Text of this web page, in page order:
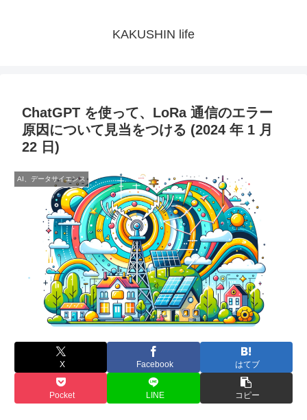
KAKUSHIN life
ChatGPT を使って、LoRa 通信のエラー
原因について見当をつける (2024 年 1 月
22 日)
AI、データサイエンス
X Facebook はてブ
Pocket LINE コピー